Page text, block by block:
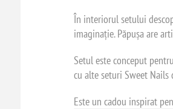
În interiorul setului
imaginație. Păpușa are
Setul este conceput
cu alte seturi Sweet Nails
Este un cadou inspirat